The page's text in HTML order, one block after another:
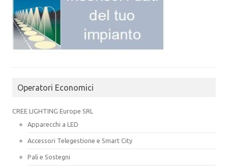
Operatori Economici
CREE LIGHTING Europe SRL
Apparecchi a LED
Accessori Telegestione e Smart City
Pali e Sostegni